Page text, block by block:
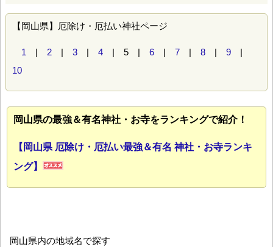
【岡山県】厄除け・厄払い神社ページ
1 | 2 | 3 | 4 | 5 | 6 | 7 | 8 | 9 |
10
岡山県の最強＆有名神社・お寺をランキングで紹介！
【岡山県 厄除け・厄払い最強＆有名 神社・お寺ランキ
ング】
岡山県内の地域名で探す